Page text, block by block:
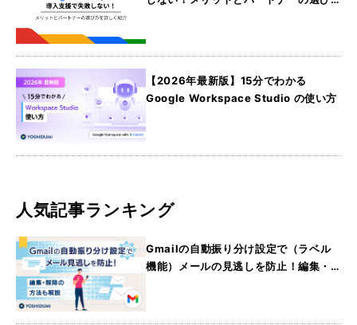
【2026年最新版】15分でわかる
Google Workspace Studio の使い方
人気記事ランキング
Gmailの自動振り分け設定で（ラベル
機能）メールの見逃しを防止！編集・